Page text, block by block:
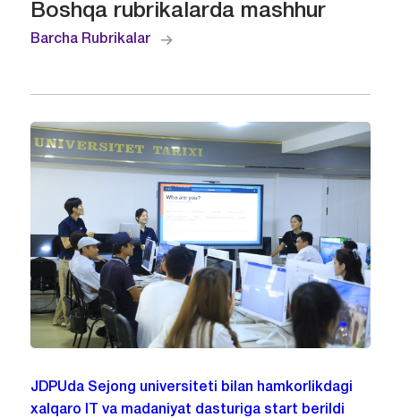
Boshqa rubrikalarda mashhur
Barcha Rubrikalar
JDPUda Sejong universiteti bilan hamkorlikdagi
xalqaro IT va madaniyat dasturiga start berildi